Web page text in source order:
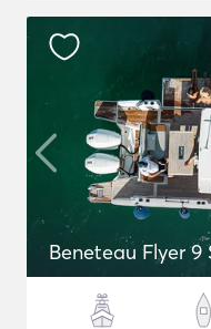
Beneteau Flyer 9